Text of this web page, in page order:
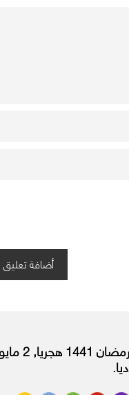
السبت, 9 رمضان 1441